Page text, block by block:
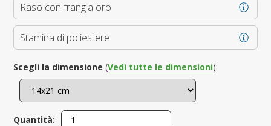
Raso con frangia oro
Stamina di poliestere
Scegli la dimensione (Vedi tutte le dimensioni):
Quantità: